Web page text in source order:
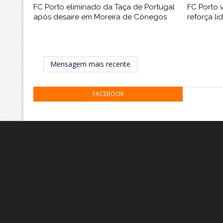
FC Porto eliminado da Taça de Portugal
após desaire em Moreira de Cónegos
FC Porto
reforça
Mensagem mais recente
FACEBOOK